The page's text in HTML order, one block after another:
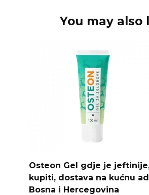
You may also
Osteon Gel gdje je
kupiti, dostava na kućnu
Bosna i Hercegovina